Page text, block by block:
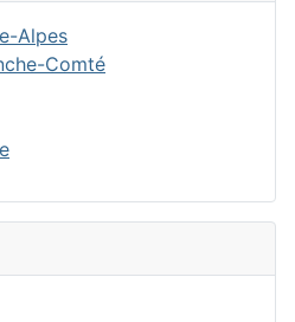
Alpes
Comté